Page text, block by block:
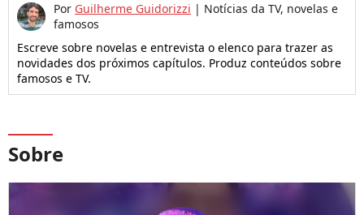
Por Guilherme Guidorizzi | Notícias da TV, novelas e
famosos
Escreve sobre novelas e entrevista o elenco para trazer as
novidades dos próximos capítulos. Produz conteúdos sobre
famosos e TV.
Sobre